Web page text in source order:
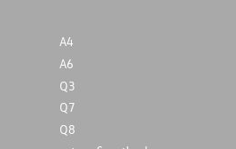
A4
A6
Q3
Q7
Q8